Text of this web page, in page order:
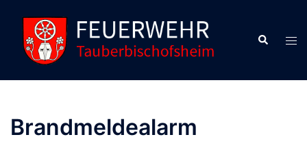
Inhalt
springen
Suche
Brandmeldealarm